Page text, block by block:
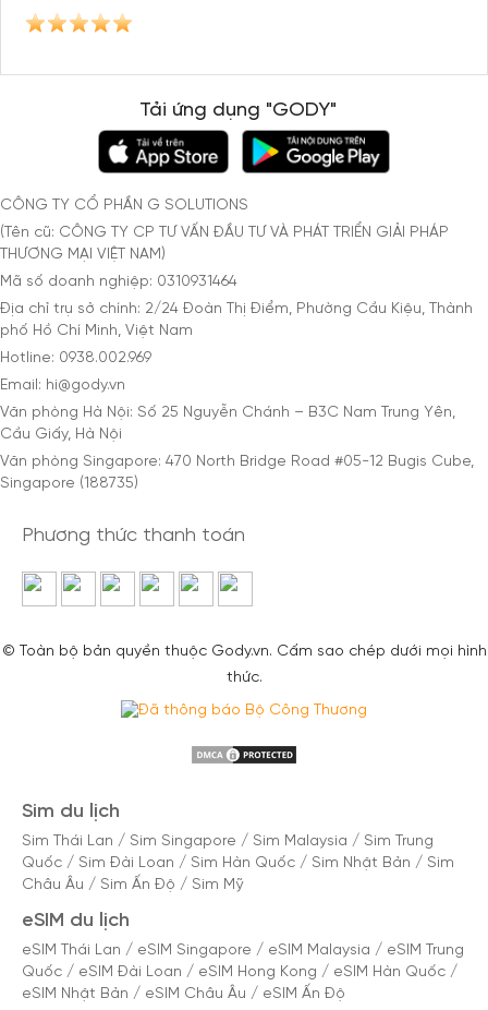
Tải ứng dụng "GODY"
CÔNG TY CỔ PHẦN G SOLUTIONS
(Tên cũ: CÔNG TY CP TƯ VẤN ĐẦU TƯ VÀ PHÁT TRIỂN GIẢI PHÁP
THƯƠNG MẠI VIỆT NAM)
Mã số doanh nghiệp: 0310931464
Địa chỉ trụ sở chính: 2/24 Đoàn Thị Điểm, Phường Cầu Kiệu, Thành
phố Hồ Chí Minh, Việt Nam
Hotline: 0938.002.969
Email: hi@gody.vn
Văn phòng Hà Nội: Số 25 Nguyễn Chánh – B3C Nam Trung Yên,
Cầu Giấy, Hà Nội
Văn phòng Singapore: 470 North Bridge Road #05-12 Bugis Cube,
Singapore (188735)
Phương thức thanh toán
© Toàn bộ bản quyền thuộc Gody.vn. Cấm sao chép dưới mọi hình
thức.
Sim du lịch
Sim Thái Lan / Sim Singapore / Sim Malaysia / Sim Trung
Quốc / Sim Đài Loan / Sim Hàn Quốc / Sim Nhật Bản / Sim
Châu Âu / Sim Ấn Độ / Sim Mỹ
eSIM du lịch
eSIM Thái Lan / eSIM Singapore / eSIM Malaysia / eSIM Trung
Quốc / eSIM Đài Loan / eSIM Hong Kong / eSIM Hàn Quốc /
eSIM Nhật Bản / eSIM Châu Âu / eSIM Ấn Độ